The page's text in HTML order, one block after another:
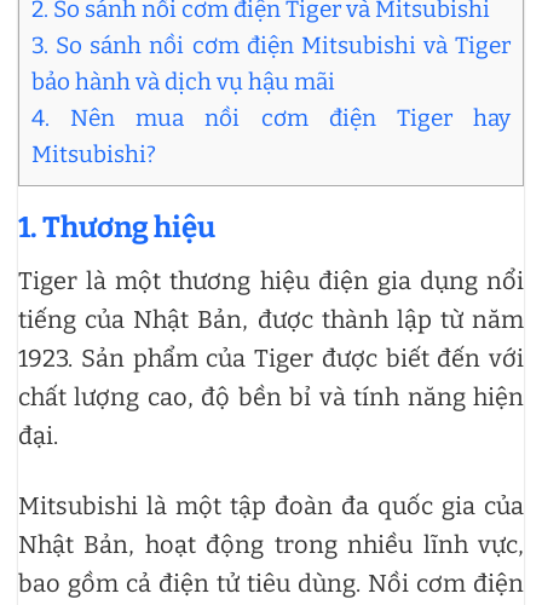
2. So sánh nồi cơm điện Tiger và Mitsubishi
3. So sánh nồi cơm điện Mitsubishi và Tiger
bảo hành và dịch vụ hậu mãi
4. Nên mua nồi cơm điện Tiger hay
Mitsubishi?
1. Thương hiệu
Tiger là một thương hiệu điện gia dụng nổi
tiếng của Nhật Bản, được thành lập từ năm
1923. Sản phẩm của Tiger được biết đến với
chất lượng cao, độ bền bỉ và tính năng hiện
đại.
Mitsubishi là một tập đoàn đa quốc gia của
Nhật Bản, hoạt động trong nhiều lĩnh vực,
bao gồm cả điện tử tiêu dùng. Nồi cơm điện